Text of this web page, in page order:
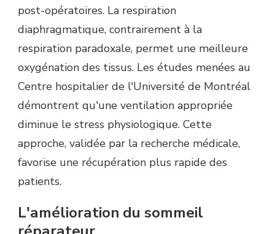
post-opératoires. La respiration
diaphragmatique, contrairement à la
respiration paradoxale, permet une meilleure
oxygénation des tissus. Les études menées au
Centre hospitalier de l'Université de Montréal
démontrent qu'une ventilation appropriée
diminue le stress physiologique. Cette
approche, validée par la recherche médicale,
favorise une récupération plus rapide des
patients.
L'amélioration du sommeil